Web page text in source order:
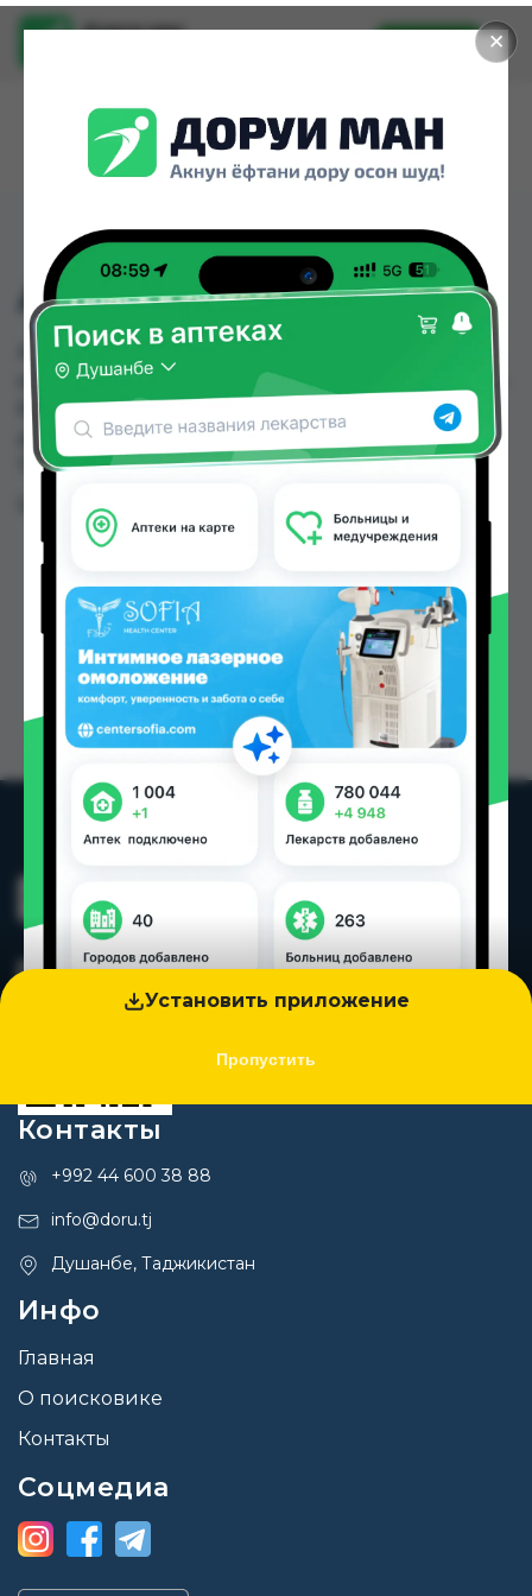
✕
Установить приложение
Пропустить
Доруи ман
Установить
АНИРОН-С КАПС №30
АНИРОН-С КАПС №30 можно купить или
заказать в аптеках, Аптека Вита, Арча, Дорухона
Бародарон, Дусти Фарма по цене от 80.00 TJS
до 88.00 TJS в Душанбе и других городах
Таджикистана
Цена: от80.00 TJS
Контакты
+992 44 600 38 88
info@doru.tj
Душанбе, Таджикистан
Инфо
Главная
О поисковике
Контакты
Соцмедиа